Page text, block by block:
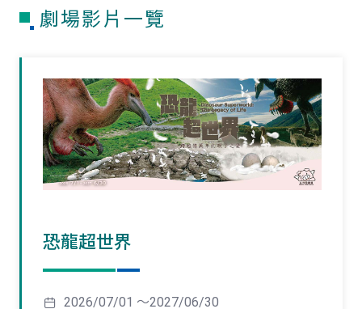
劇場影片一覽
恐龍超世界
2026/07/01 ～2027/06/30